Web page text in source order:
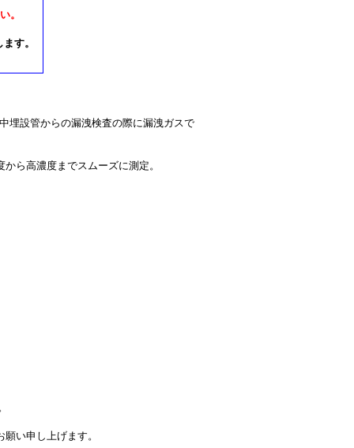
。
す。
埋設管からの漏洩検査の際に漏洩ガスで
ら高濃度までスムーズに測定。
い申し上げます。